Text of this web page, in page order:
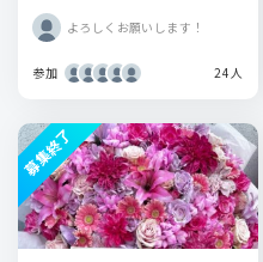
よろしくお願いします！
参加 24人
募集終了